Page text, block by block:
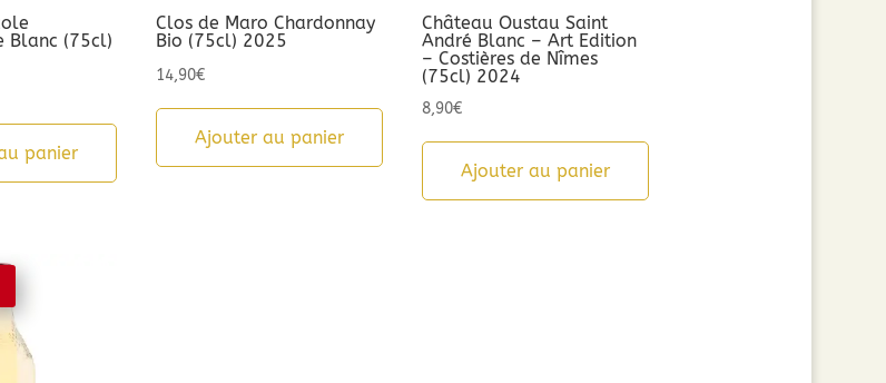
Blanc (75cl)
panier
Clos de Maro Chardonnay
Bio (75cl) 2025
14,90€
Ajouter au panier
Château Oustau Saint
André Blanc – Art Edition
– Costières de Nîmes
(75cl) 2024
8,90€
Ajouter au panier